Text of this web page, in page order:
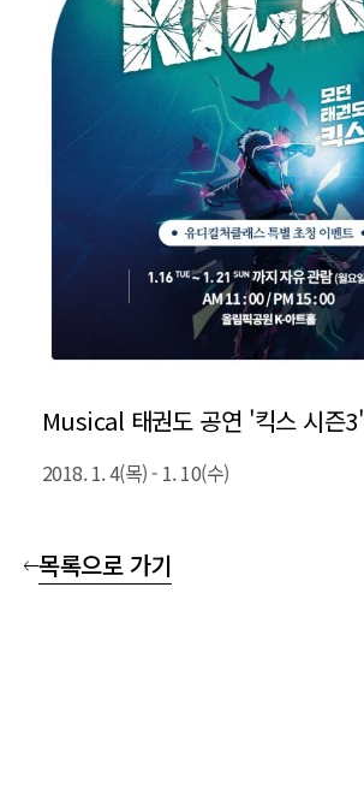
Musical 태권도 공연 '킥스 시즌3'
2018. 1. 4(목) - 1. 10(수)
목록으로 가기